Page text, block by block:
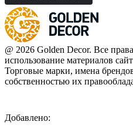
@ 2026 Golden Decor. Все
использование материалов
Торговые марки, имена
собственностью их
Добавлено: